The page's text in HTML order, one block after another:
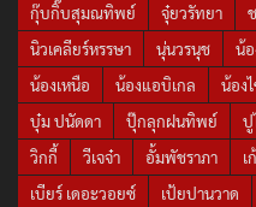
กุ๊บกิ๊บสุมณทิพย์ จุ๋ยวรัทยา
นิวเคลียร์หรรษา
นุ่นวรนุช น้
น้องเหนือ
น้องแอบิเกล น้อง
บุ๋ม ปนัดดา
ปุ๊กลุกฝนทิพย์ ปู
วิกกี้
วีเจจ๋า อั้มพัชราภา เ
เบียร์ เดอะวอยซ์
เป้ยปานวาด